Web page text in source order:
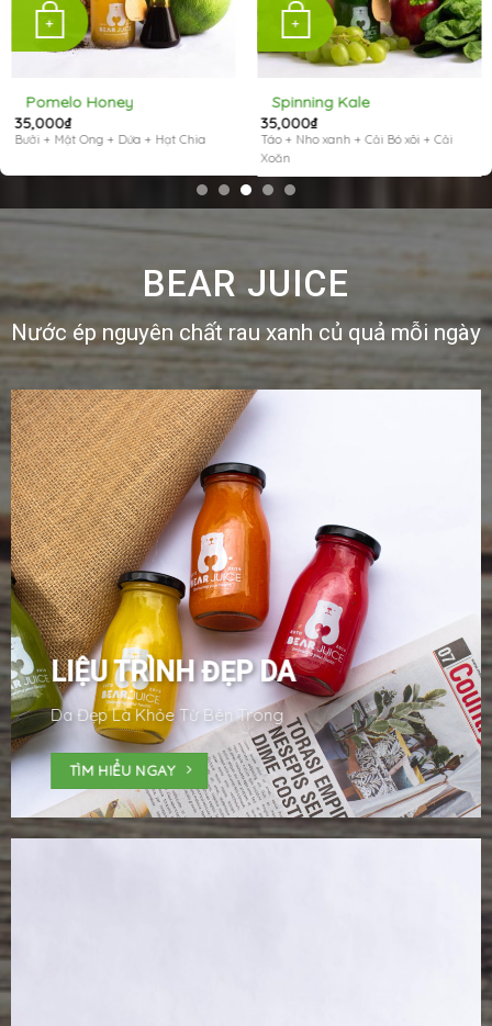
+
Pomelo Honey
35,000₫
Bưởi + Mật Ong + Dứa + Hạt Chia
+
Spinning Kale
35,000₫
Táo + Nho xanh + Cải Bó xôi + Cải
Xoăn
BEAR JUICE
Nước ép nguyên chất rau xanh củ quả mỗi ngày
LIỆU TRÌNH ĐẸP DA
Da Đẹp Là Khỏe Từ Bên Trong
TÌM HIỂU NGAY